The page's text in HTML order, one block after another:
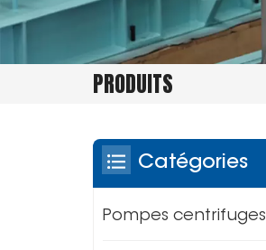
PRODUITS
Catégories
Pompes centrifuges